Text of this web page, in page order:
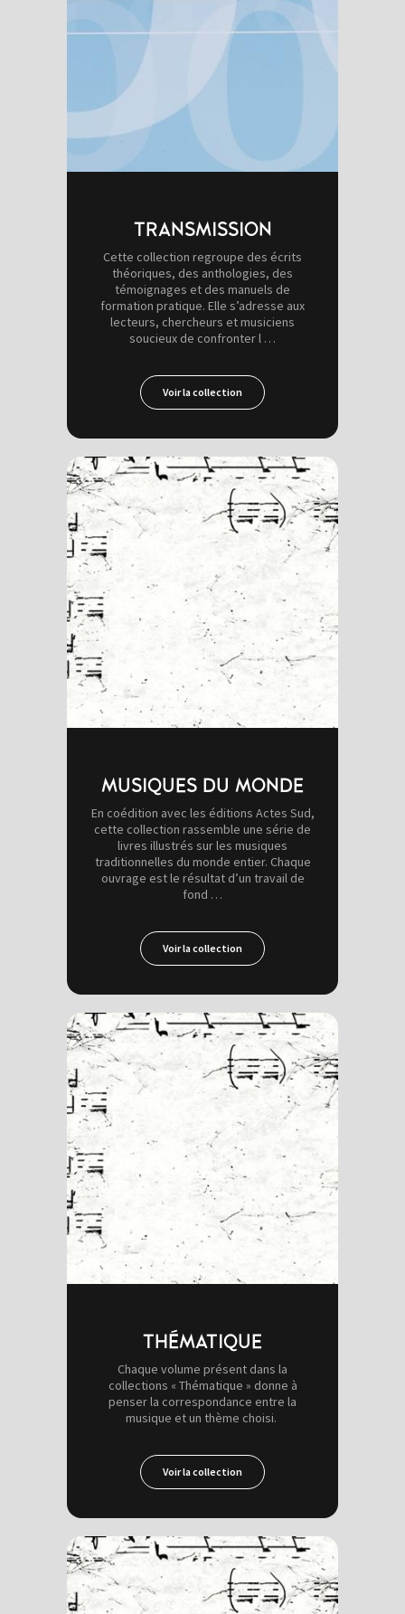
TRANSMISSION
Cette collection regroupe des écrits
théoriques, des anthologies, des
témoignages et des manuels de
formation pratique. Elle s’adresse aux
lecteurs, chercheurs et musiciens
soucieux de confronter l …
Voir la collection
MUSIQUES DU MONDE
En coédition avec les éditions Actes Sud,
cette collection rassemble une série de
livres illustrés sur les musiques
traditionnelles du monde entier. Chaque
ouvrage est le résultat d’un travail de
fond …
Voir la collection
THÉMATIQUE
Chaque volume présent dans la
collections « Thématique » donne à
penser la correspondance entre la
musique et un thème choisi.
Voir la collection